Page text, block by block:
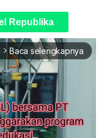
Republika
arrow_forward_ios Baca selengkapnya